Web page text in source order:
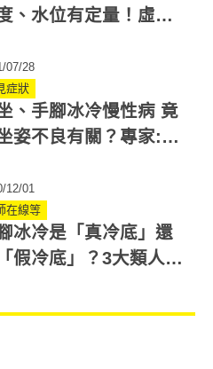
、水位有定量！虛寒
07/28
症狀
、手腳冰冷慢性病 竟
姿不良有關？專家:指
12/01
在線等
冰冷是「真冷底」還
假冷底」？3大類人該